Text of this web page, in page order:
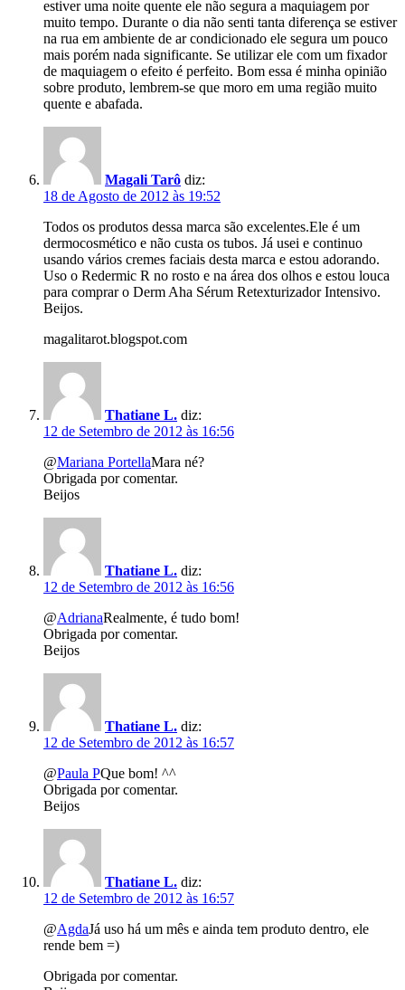
estiver uma noite quente ele não segura a maquiagem por
muito tempo. Durante o dia não senti tanta diferença se estiver
na rua em ambiente de ar condicionado ele segura um pouco
mais porém nada significante. Se utilizar ele com um fixador
de maquiagem o efeito é perfeito. Bom essa é minha opinião
sobre produto, lembrem-se que moro em uma região muito
quente e abafada.
Magali Tarô diz:
18 de Agosto de 2012 às 19:52
Todos os produtos dessa marca são excelentes.Ele é um
dermocosmético e não custa os tubos. Já usei e continuo
usando vários cremes faciais desta marca e estou adorando.
Uso o Redermic R no rosto e na área dos olhos e estou louca
para comprar o Derm Aha Sérum Retexturizador Intensivo.
Beijos.
magalitarot.blogspot.com
Thatiane L. diz:
12 de Setembro de 2012 às 16:56
@Mariana PortellaMara né?
Obrigada por comentar.
Beijos
Thatiane L. diz:
12 de Setembro de 2012 às 16:56
@AdrianaRealmente, é tudo bom!
Obrigada por comentar.
Beijos
Thatiane L. diz:
12 de Setembro de 2012 às 16:57
@Paula PQue bom! ^^
Obrigada por comentar.
Beijos
Thatiane L. diz:
12 de Setembro de 2012 às 16:57
@AgdaJá uso há um mês e ainda tem produto dentro, ele
rende bem =)
Obrigada por comentar.